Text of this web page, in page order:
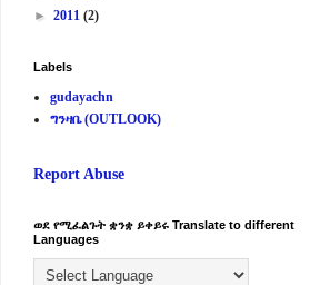
► 2011 (2)
Labels
gudayachn
ግንዛቤ (OUTLOOK)
Report Abuse
ወደ የሚፈልጉት ቋንቋ ይቀይሩ Translate to different
Languages